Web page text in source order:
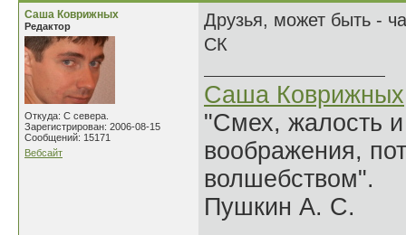
Саша Коврижных
Редактор
Откуда: С севера.
Зарегистрирован: 2006-08-15
Сообщений: 15171
Вебсайт
Друзья, может быть -
СК
Саша Коврижных
"Смех, жалость
воображения,
волшебством".
Пушкин А. С.